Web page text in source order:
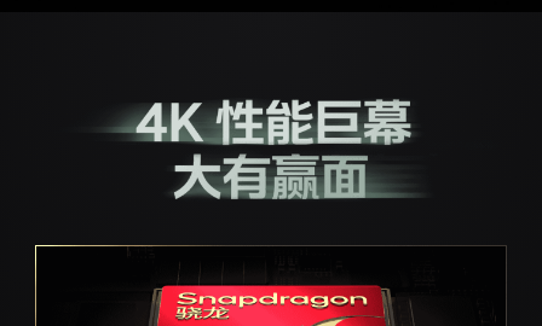
X300 Pro
iQOO Z11 iQOO Z11x
vivo 头戴降噪耳机 vivo TWS 5e